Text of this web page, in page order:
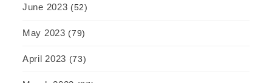
June 2023 (52)
May 2023 (79)
April 2023 (73)